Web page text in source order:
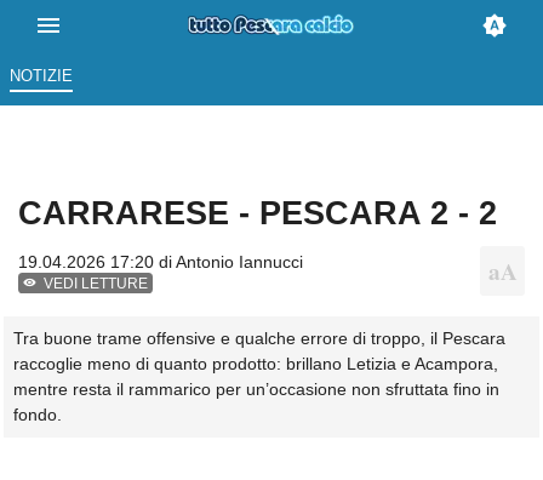
NOTIZIE
CARRARESE - PESCARA 2 - 2
19.04.2026 17:20 diAntonio Iannucci
VEDI LETTURE
Tra buone trame offensive e qualche errore di troppo, il Pescara
raccoglie meno di quanto prodotto: brillano Letizia e Acampora,
mentre resta il rammarico per un’occasione non sfruttata fino in
fondo.